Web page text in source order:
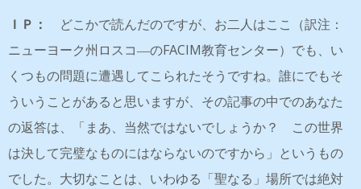
ＩＰ：
どこかで読んだのですが、お二人はここ（訳注：
ニューヨーク州ロスコ―のFACIM教育センター）でも、い
くつもの問題に遭遇してこられたそうですね。誰にでもそ
ういうことがあると思いますが、その記事の中でのあなた
の返答は、「まあ、当然ではないでしょうか？ この世界
は決して完璧なものにはならないのですから」というもの
でした。大切なことは、いわゆる「聖なる」場所では絶対